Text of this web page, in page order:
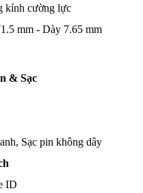
kính cường lực
mm - Dày 7.65 mm
& Sạc
Sạc pin không dây
ID